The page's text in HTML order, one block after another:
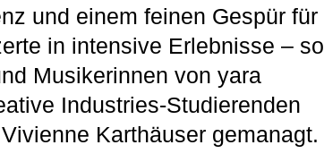
und einem feinen Gespür für
in intensive Erlebnisse – so
Musikerinnen von yara
Industries-Studierenden
Karthäuser gemanagt.